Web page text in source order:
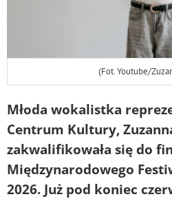
(Fot. Youtube/
Młoda wokalistka
Centrum Kultury,
zakwalifikowała się do
Międzynarodowego
2026. Już pod koniec